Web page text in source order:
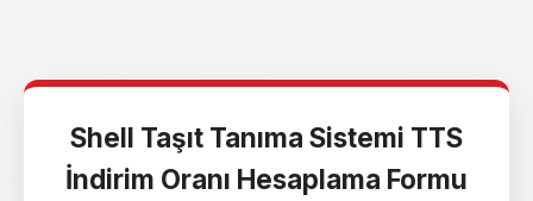
Shell Taşıt Tanıma Sistemi TTS
İndirim Oranı Hesaplama Formu